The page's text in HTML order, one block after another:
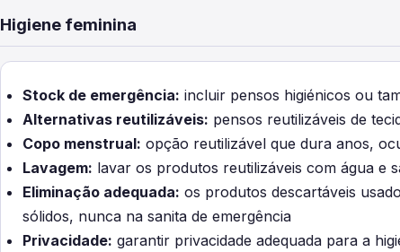
Higiene feminina
Stock de emergência: incluir pensos higiénicos ou
Alternativas reutilizáveis: pensos reutilizáveis de
Copo menstrual: opção reutilizável que dura anos,
Lavagem: lavar os produtos reutilizáveis com água e
Eliminação adequada: os produtos descartáveis
sólidos, nunca na sanita de emergência
Privacidade: garantir privacidade adequada para a